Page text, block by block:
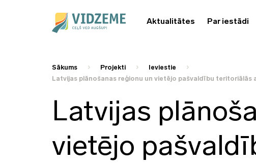
Aktualitātes Par iestādi
Sākums Projekti
Ieviestie
Latvijas plānošanas reģionu un vietējo pašvaldību
Latvijas
vietējo